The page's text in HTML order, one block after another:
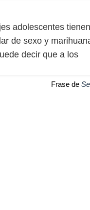
adolescentes
de sexo y
decir que a los
Frase de